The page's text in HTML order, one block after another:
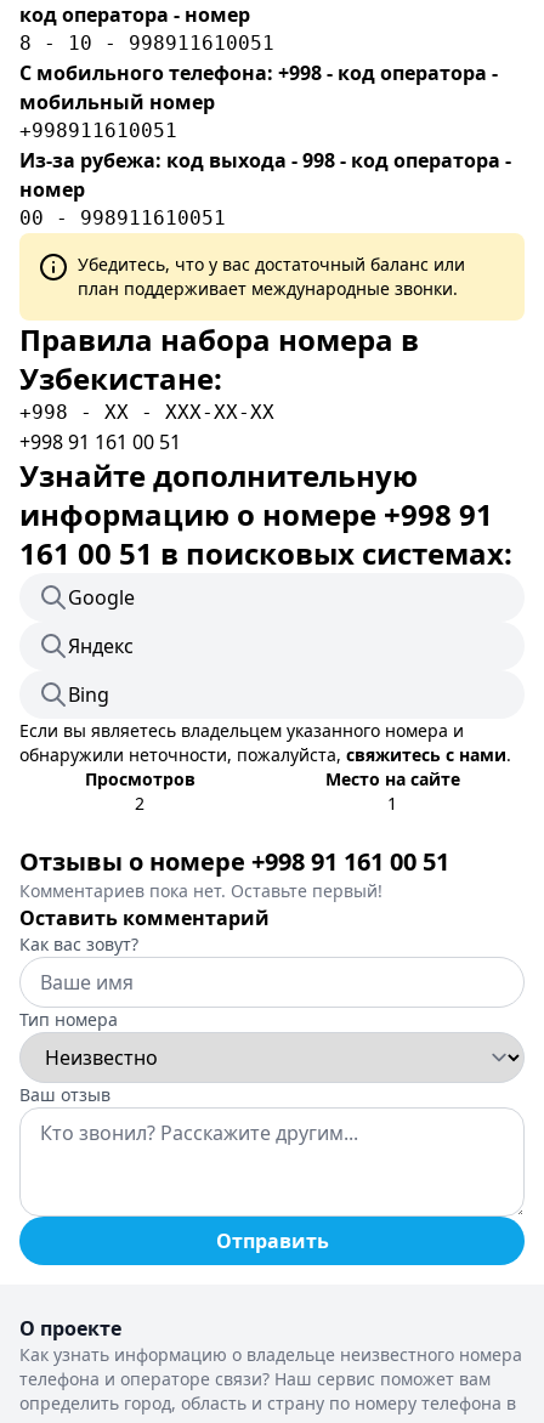
код оператора - номер
8 - 10 - 998911610051
С мобильного телефона: +998 - код оператора -
мобильный номер
+998911610051
Из-за рубежа: код выхода - 998 - код оператора -
номер
00 - 998911610051
Убедитесь, что у вас достаточный баланс или
план поддерживает международные звонки.
Правила набора номера в
Узбекистане:
+998 - XX - XXX-XX-XX
+998 91 161 00 51
Узнайте дополнительную
информацию о номере +998 91
161 00 51 в поисковых системах:
Google
Яндекс
Bing
Если вы являетесь владельцем указанного номера и
обнаружили неточности, пожалуйста, свяжитесь с нами.
Просмотров
2
Место на сайте
1
Отзывы о номере +998 91 161 00 51
Комментариев пока нет. Оставьте первый!
Оставить комментарий
Как вас зовут?
Тип номера
Ваш отзыв
Отправить
О проекте
Как узнать информацию о владельце неизвестного номера
телефона и операторе связи? Наш сервис поможет вам
определить город, область и страну по номеру телефона в